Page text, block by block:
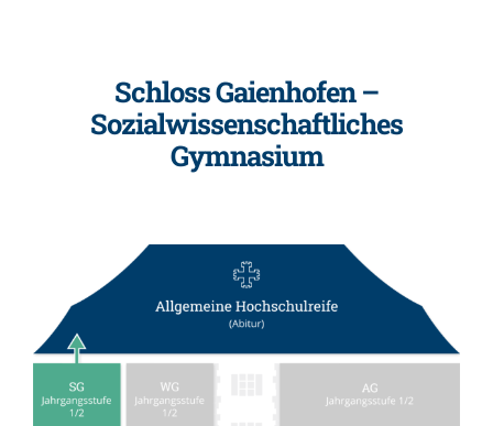
Schloss Gaienhofen –
Sozialwissenschaftliches
Gymnasium